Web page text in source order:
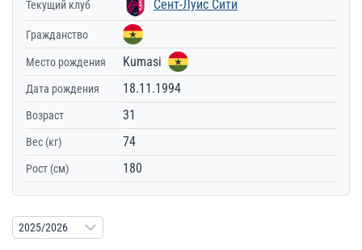
Текущий клуб Сент-Луис Сити
Гражданство
Место рождения Kumasi
Дата рождения 18.11.1994
Возраст 31
Вес (кг) 74
Рост (см) 180